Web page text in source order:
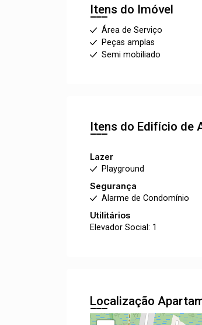
Itens do Imóvel
Área de Serviço
Peças amplas
Semi mobiliado
Itens do Edifício de
Lazer
Playground
Segurança
Alarme de Condomínio
Utilitários
Elevador Social: 1
Localização